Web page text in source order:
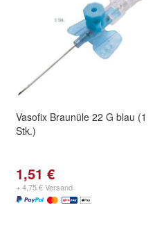
Vasofix Braunüle 22 G blau (1
Stk.)
1,51 €
+ 4,75 € Versand